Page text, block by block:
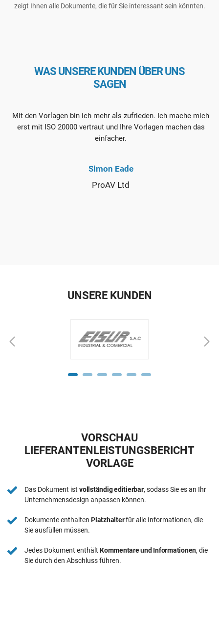
zeigt Ihnen alle Dokumente, die für Sie interessant sein könnten.
WAS UNSERE KUNDEN ÜBER UNS
SAGEN
Mit den Vorlagen bin ich mehr als zufrieden. Ich mache mich
erst mit ISO 20000 vertraut und Ihre Vorlagen machen das
einfacher.
Simon Eade
ProAV Ltd
UNSERE KUNDEN
VORSCHAU
LIEFERANTENLEISTUNGSBERICHT
VORLAGE
Das Dokument ist vollständig editierbar, sodass Sie es an Ihr
Unternehmensdesign anpassen können.
Dokumente enthalten Platzhalterfür alle Informationen, die
Sie ausfüllen müssen.
Jedes Dokument enthält Kommentare und Informationen, die
Sie durch den Abschluss führen.